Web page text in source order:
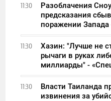
11:30
Разоблачения
предсказания
поражении Запада
11:30
Хазин: "Лучше не
рычаги в руках
миллиарды" -
11:30
Власти Таиланда
извинения за